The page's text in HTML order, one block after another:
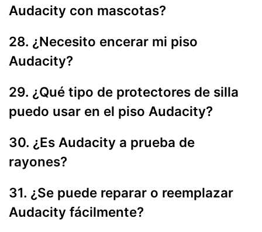
Audacity con mascotas?
28. ¿Necesito encerar mi piso
Audacity?
29. ¿Qué tipo de protectores de silla
puedo usar en el piso Audacity?
30. ¿Es Audacity a prueba de
rayones?
31. ¿Se puede reparar o reemplazar
Audacity fácilmente?